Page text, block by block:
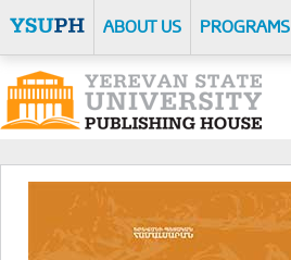
ABOUT US PROGRAMS